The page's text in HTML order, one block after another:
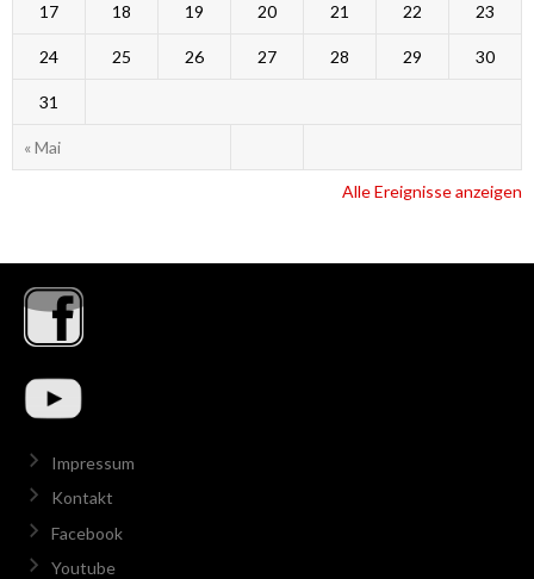
« Mai
17 18 19 20 21 22 23
24 25 26 27 28 29 30
31
Alle Ereignisse anzeigen
Impressum
Kontakt
Facebook
Youtube